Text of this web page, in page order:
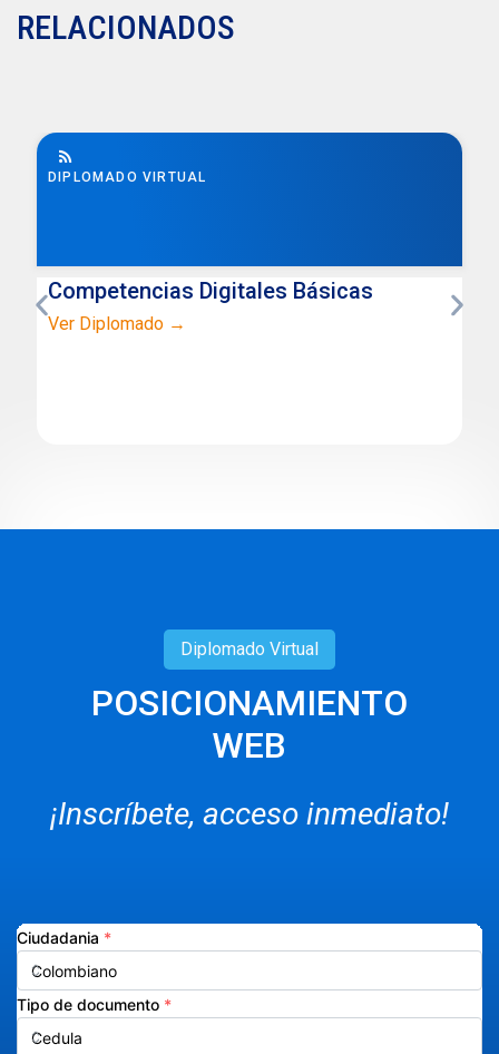
RELACIONADOS
DIPLOMADO VIRTUAL
Competencias Digitales Básicas
Ver Diplomado →
Diplomado Virtual
POSICIONAMIENTO
WEB
¡Inscríbete, acceso inmediato!